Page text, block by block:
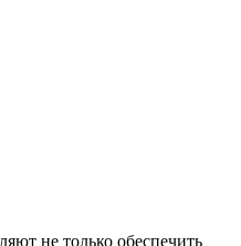
не только обеспечить